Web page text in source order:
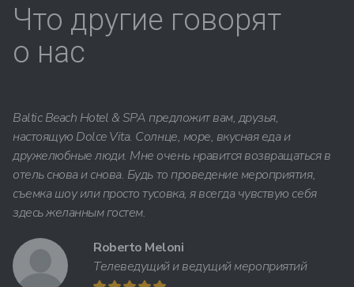
Что другие говорят
о нас
Baltic Beach Hotel & SPA предложит вам, друзья,
настоящую Dolce Vita. Солнце, море, вкусная еда и
дружелюбные люди. Мне очень нравится возвращаться в
отель снова и снова. Будь то проведение мероприятия,
съемка шоу или просто тусовка, я всегда чувствую себя
здесь желанным гостем.
Roberto Meloni
Телеведущий и ведущий мероприятий